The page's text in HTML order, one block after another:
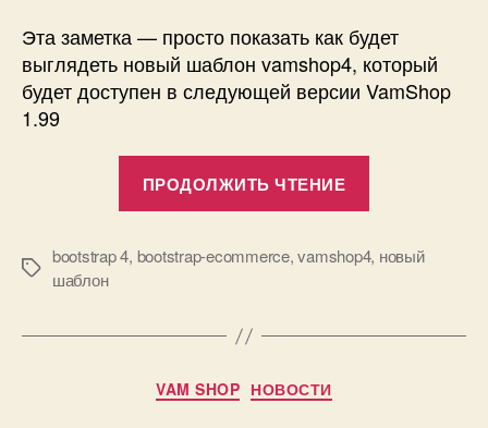
Эта заметка — просто показать как будет
выглядеть новый шаблон vamshop4, который
будет доступен в следующей версии VamShop
1.99
ПРОДОЛЖИТЬ ЧТЕНИЕ
Финал»
Метки
bootstrap 4, bootstrap-ecommerce,vamshop4, новый
шаблон
Рубрики
VAM SHOP НОВОСТИ